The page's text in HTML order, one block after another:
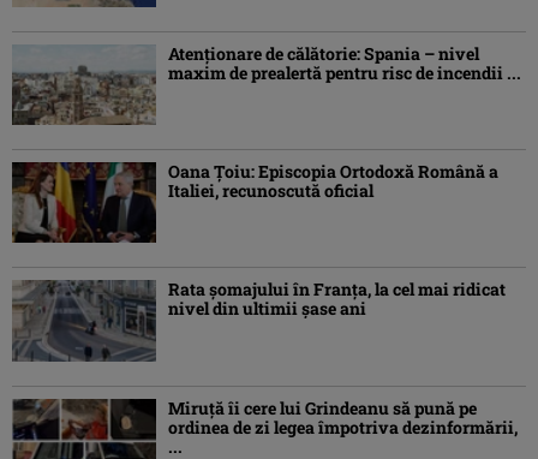
Atenţionare de călătorie: Spania – nivel
maxim de prealertă pentru risc de incendii ...
Oana Ţoiu: Episcopia Ortodoxă Română a
Italiei, recunoscută oficial
Rata şomajului în Franța, la cel mai ridicat
nivel din ultimii şase ani
Miruţă îi cere lui Grindeanu să pună pe
ordinea de zi legea împotriva dezinformării,
...